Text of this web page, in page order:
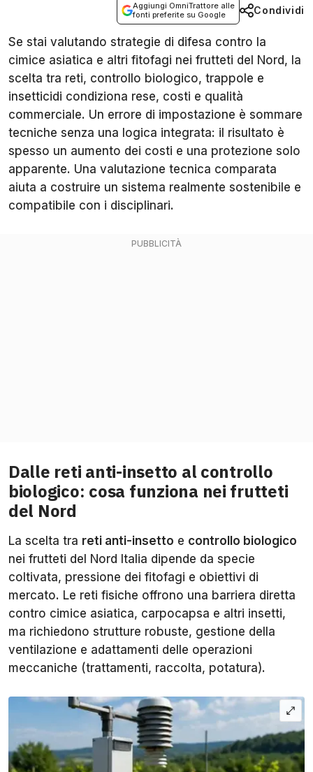
Aggiungi OmniTrattore alle
fonti preferite su Google
Condividi
Se stai valutando strategie di difesa contro la
cimice asiatica e altri fitofagi nei frutteti del Nord, la
scelta tra reti, controllo biologico, trappole e
insetticidi condiziona rese, costi e qualità
commerciale. Un errore di impostazione è sommare
tecniche senza una logica integrata: il risultato è
spesso un aumento dei costi e una protezione solo
apparente. Una valutazione tecnica comparata
aiuta a costruire un sistema realmente sostenibile e
compatibile con i disciplinari.
Dalle reti anti-insetto al controllo
biologico: cosa funziona nei frutteti
del Nord
La scelta tra reti anti-insetto e controllo biologico
nei frutteti del Nord Italia dipende da specie
coltivata, pressione dei fitofagi e obiettivi di
mercato. Le reti fisiche offrono una barriera diretta
contro cimice asiatica, carpocapsa e altri insetti,
ma richiedono strutture robuste, gestione della
ventilazione e adattamenti delle operazioni
meccaniche (trattamenti, raccolta, potatura).